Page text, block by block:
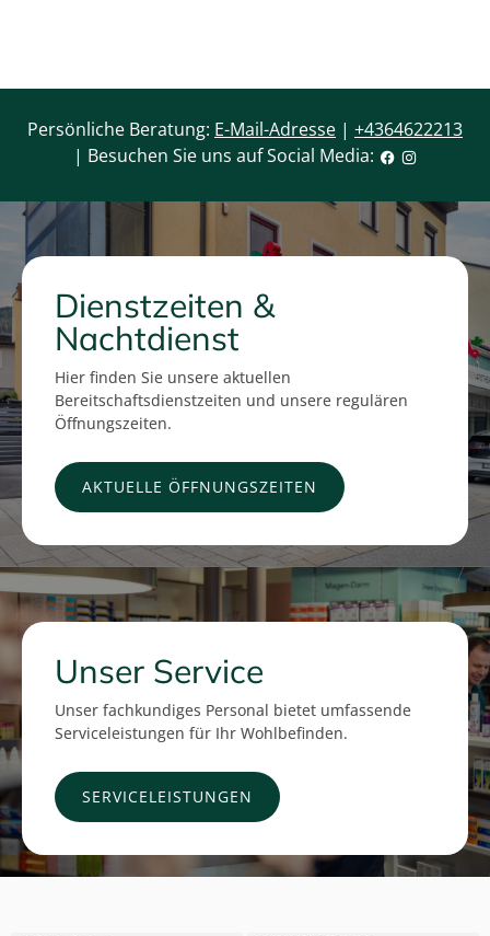
Persönliche Beratung: E-Mail-Adresse | +4364622213
| Besuchen Sie uns auf Social Media:
Dienstzeiten &
Nachtdienst
Hier finden Sie unsere aktuellen
Bereitschaftsdienstzeiten und unsere regulären
Öffnungszeiten.
AKTUELLE ÖFFNUNGSZEITEN
Unser Service
Unser fachkundiges Personal bietet umfassende
Serviceleistungen für Ihr Wohlbefinden.
SERVICELEISTUNGEN